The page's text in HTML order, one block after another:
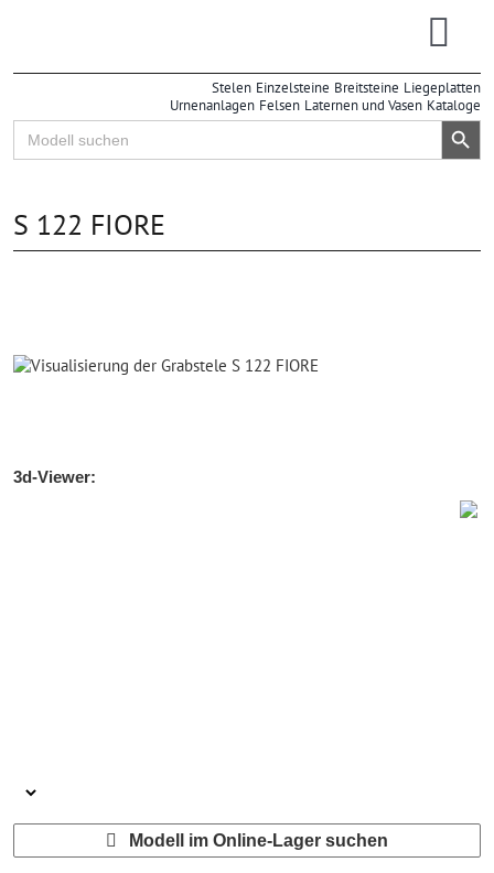
Stelen Einzelsteine Breitsteine Liegeplatten
Urnenanlagen Felsen Laternen und Vasen Kataloge
Search
for:
Search Button
S 122 FIORE
3d-Viewer:
Modell im Online-Lager suchen